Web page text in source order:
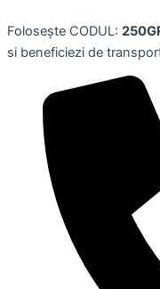
to
content
Folosește CODUL:
si beneficiezi de
de
tema
MOTOR,
RAVENSBURGER
germana)
quantity